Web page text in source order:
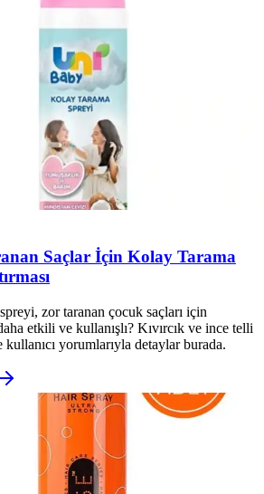
Saçlar İçin Kolay Tarama
zor taranan çocuk saçları için
etkili ve kullanışlı? Kıvırcık ve ince telli
yorumlarıyla detaylar burada.